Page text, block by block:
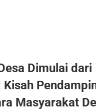
Dimulai dari
Kisah
Masyarakat